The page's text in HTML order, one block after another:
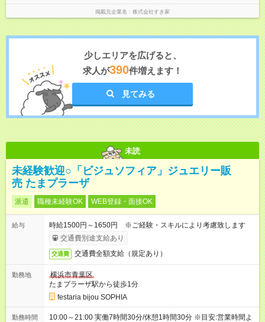
掲載元企業名 株式会社すき家
少しエリアを広げると、
求人が390件増えます！
見てみる
未読
未経験歓迎○「ビジュソフィア」ジュエリー販
売 たまプラーザ
派遣 職種未経験OK WEB登録・面接OK
給与
時給1500円～1650円 ※ご経験・スキルにより考慮致します
交通費別途支給あり
交通費 交通費全額支給（規定あり）
勤務地
横浜市青葉区
たまプラーザ駅から徒歩1分
festaria bijou SOPHIA
勤務時間
10:00～21:00 実働7時間30分/休憩1時間30分 ※目安:営業時間よ